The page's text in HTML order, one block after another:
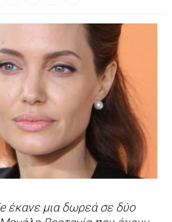
έκανε μια δωρεά σε δύο